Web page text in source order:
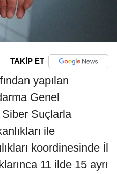
TAKİP ET
yapılan
Genel
Siber Suçlarla
ile
koordinesinde İl
11 ilde 15 ayrı